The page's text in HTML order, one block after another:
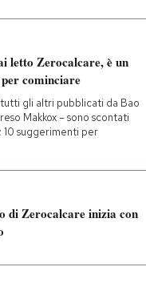
letto Zerocalcare, è un
cominciare
gli altri pubblicati da Bao
Makkox – sono scontati
suggerimenti per
di Zerocalcare inizia con